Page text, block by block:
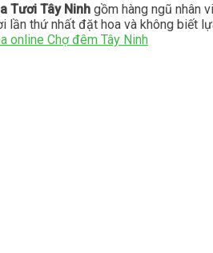
Tươi Tây Ninh gồm hàng ngũ nhân
lần thứ nhất đặt hoa và không biết
online Chợ đêm Tây Ninh